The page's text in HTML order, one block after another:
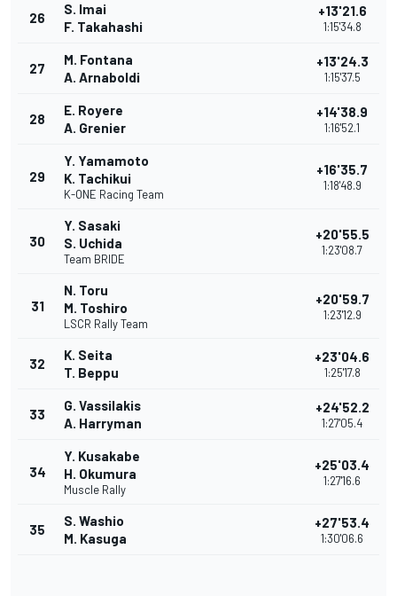
26
S. Imai
F. Takahashi
+13'21.6
1:15'34.8
27
M. Fontana
A. Arnaboldi
+13'24.3
1:15'37.5
28
E. Royere
A. Grenier
+14'38.9
1:16'52.1
29
Y. Yamamoto
K. Tachikui
K-ONE Racing Team
+16'35.7
1:18'48.9
30
Y. Sasaki
S. Uchida
Team BRIDE
+20'55.5
1:23'08.7
31
N. Toru
M. Toshiro
LSCR Rally Team
+20'59.7
1:23'12.9
32
K. Seita
T. Beppu
+23'04.6
1:25'17.8
33
G. Vassilakis
A. Harryman
+24'52.2
1:27'05.4
34
Y. Kusakabe
H. Okumura
Muscle Rally
+25'03.4
1:27'16.6
35
S. Washio
M. Kasuga
+27'53.4
1:30'06.6